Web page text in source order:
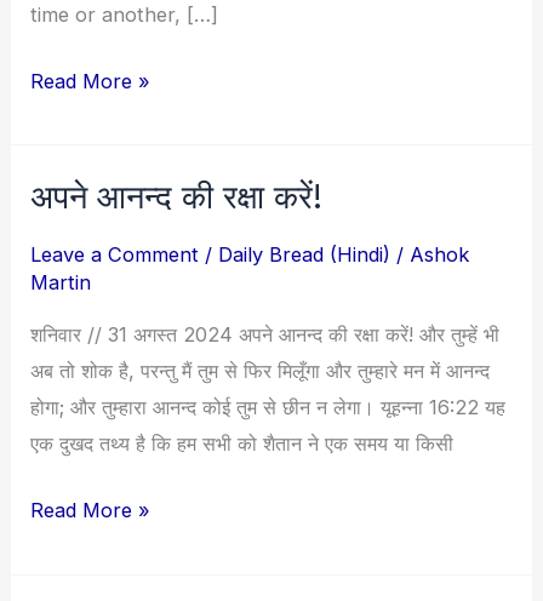
time or another, […]
Read More »
अपने आनन्द की रक्षा करें!
Leave a Comment / Daily Bread (Hindi) / Ashok
Martin
शनिवार // 31 अगस्त 2024 अपने आनन्द की रक्षा करें! और तुम्हें भी
अब तो शोक है, परन्तु मैं तुम से फिर मिलूँगा और तुम्हारे मन में आनन्द
होगा; और तुम्हारा आनन्द कोई तुम से छीन न लेगा। यूहन्ना 16:22 यह
एक दुखद तथ्य है कि हम सभी को शैतान ने एक समय या किसी
अपने
की
करें!
Read More »